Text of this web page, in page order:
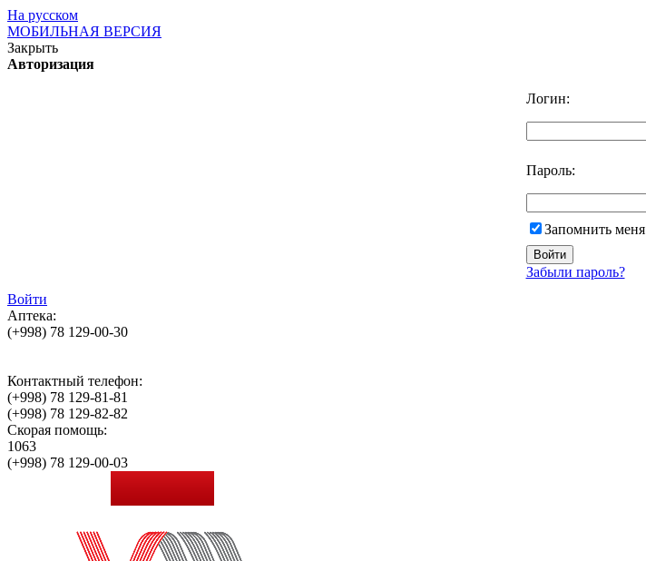
На русском
МОБИЛЬНАЯ ВЕРСИЯ
Закрыть
Авторизация
Логин:
Пароль:
Запомнить меня
Забыли пароль?
Войти
Аптека:
(+998) 78 129-00-30
Контактный телефон:
(+998) 78 129-81-81
(+998) 78 129-82-82
Скорая помощь:
1063
(+998) 78 129-00-03